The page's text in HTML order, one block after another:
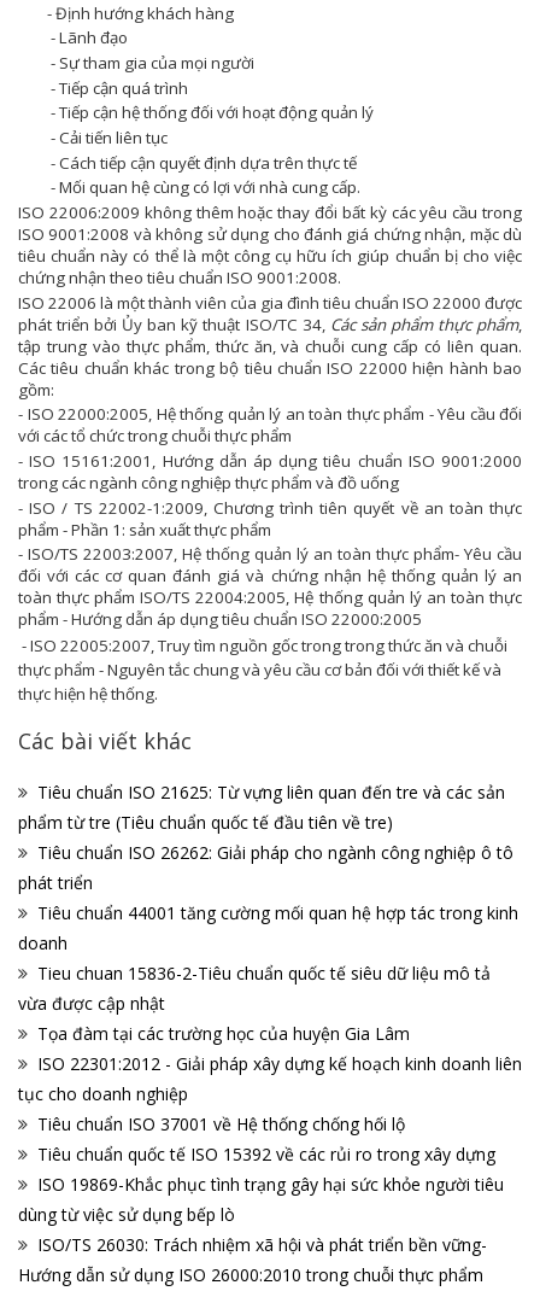
- Định hướng khách hàng
- Lãnh đạo
- Sự tham gia của mọi người
- Tiếp cận quá trình
- Tiếp cận hệ thống đối với hoạt động quản lý
- Cải tiến liên tục
- Cách tiếp cận quyết định dựa trên thực tế
- Mối quan hệ cùng có lợi với nhà cung cấp.
ISO 22006:2009 không thêm hoặc thay đổi bất kỳ các yêu cầu trong
ISO 9001:2008 và không sử dụng cho đánh giá chứng nhận, mặc dù
tiêu chuẩn này có thể là một công cụ hữu ích giúp chuẩn bị cho việc
chứng nhận theo tiêu chuẩn ISO 9001:2008.
ISO 22006 là một thành viên của gia đình tiêu chuẩn ISO 22000 được
phát triển bởi Ủy ban kỹ thuật ISO/TC 34, Các sản phẩm thực phẩm,
tập trung vào thực phẩm, thức ăn, và chuỗi cung cấp có liên quan.
Các tiêu chuẩn khác trong bộ tiêu chuẩn ISO 22000 hiện hành bao
gồm:
- ISO 22000:2005, Hệ thống quản lý an toàn thực phẩm - Yêu cầu đối
với các tổ chức trong chuỗi thực phẩm
- ISO 15161:2001, Hướng dẫn áp dụng tiêu chuẩn ISO 9001:2000
trong các ngành công nghiệp thực phẩm và đồ uống
- ISO / TS 22002-1:2009, Chương trình tiên quyết về an toàn thực
phẩm - Phần 1: sản xuất thực phẩm
- ISO/TS 22003:2007, Hệ thống quản lý an toàn thực phẩm- Yêu cầu
đối với các cơ quan đánh giá và chứng nhận hệ thống quản lýan
toàn thực phẩm ISO/TS 22004:2005,Hệ thống quản lý an toàn thực
phẩm - Hướng dẫn áp dụng tiêu chuẩn ISO 22000:2005
- ISO 22005:2007, Truy tìm nguồn gốc trong trong thức ăn và chuỗi
thực phẩm - Nguyên tắc chung và yêu cầu cơ bản đối với thiết kế và
thực hiện hệ thống.
Các bài viết khác
Tiêu chuẩn ISO 21625: Từ vựng liên quan đến tre và các sản
phẩm từ tre (Tiêu chuẩn quốc tế đầu tiên về tre)
Tiêu chuẩn ISO 26262: Giải pháp cho ngành công nghiệp ô tô
phát triển
Tiêu chuẩn 44001 tăng cường mối quan hệ hợp tác trong kinh
doanh
Tieu chuan 15836-2-Tiêu chuẩn quốc tế siêu dữ liệu mô tả
vừa được cập nhật
Tọa đàm tại các trường học của huyện Gia Lâm
ISO 22301:2012 - Giải pháp xây dựng kế hoạch kinh doanh liên
tục cho doanh nghiệp
Tiêu chuẩn ISO 37001 về Hệ thống chống hối lộ
Tiêu chuẩn quốc tế ISO 15392 về các rủi ro trong xây dựng
ISO 19869-Khắc phục tình trạng gây hại sức khỏe người tiêu
dùng từ việc sử dụng bếp lò
ISO/TS 26030: Trách nhiệm xã hội và phát triển bền vững-
Hướng dẫn sử dụng ISO 26000:2010 trong chuỗi thực phẩm